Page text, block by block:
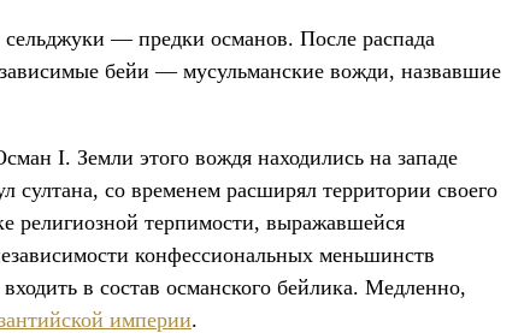
сельджуки — предки османов. После распада
бейи — мусульманские вожди, назвавшие
I. Земли этого вождя находились на западе
со временем расширял территории своего
религиозной терпимости, выражавшейся
конфессиональных меньшинств
в состав османского бейлика. Медленно,
империи.